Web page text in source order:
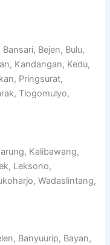
Bejen, Bulu,
Kandangan, Kedu,
Pringsurat,
Tlogomulyo,
Kalibawang,
Leksono,
Wadaslintang,
Banyuurip, Bayan,